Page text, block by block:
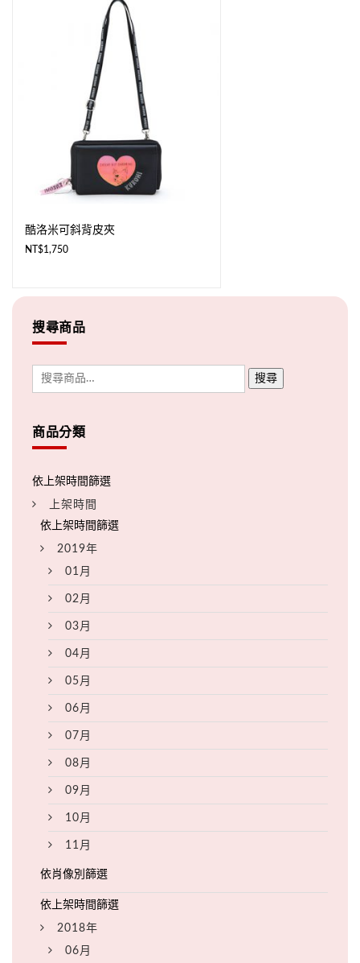
酷洛米可斜背皮夾
NT$1,750
搜尋商品
搜尋
商品分類
上架時間
2019年
01月
02月
03月
04月
05月
06月
07月
08月
09月
10月
11月
2018年
06月